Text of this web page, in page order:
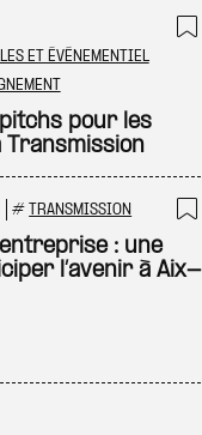
ET ÉVÉNEMENTIEL
pour les
Transmission
# TRANSMISSION
: une
l’avenir à Aix-